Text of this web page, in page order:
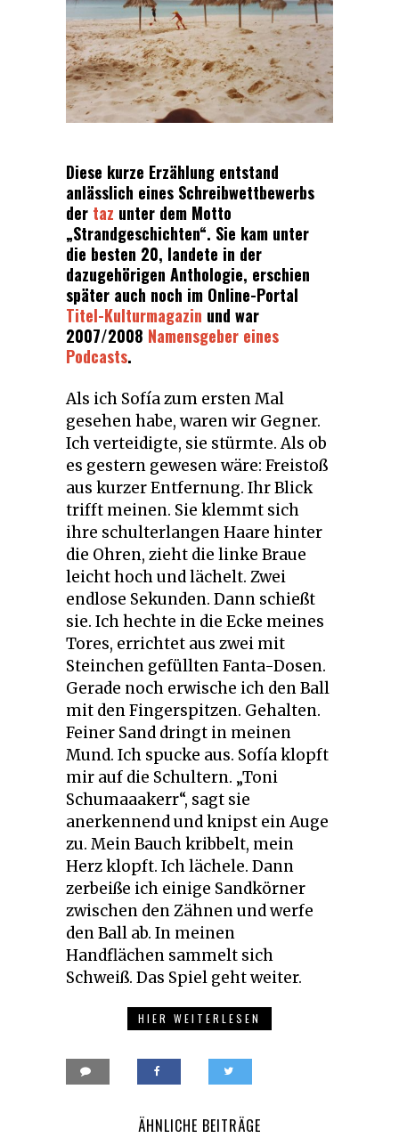
Diese kurze Erzählung entstand
anlässlich eines Schreibwettbewerbs
der taz unter dem Motto
„Strandgeschichten“. Sie kam unter
die besten 20, landete in der
dazugehörigen Anthologie, erschien
später auch noch im Online-Portal
Titel-Kulturmagazin und war
2007/2008 Namensgeber eines
Podcasts.
Als ich Sofía zum ersten Mal
gesehen habe, waren wir Gegner.
Ich verteidigte, sie stürmte. Als ob
es gestern gewesen wäre: Freistoß
aus kurzer Entfernung. Ihr Blick
trifft meinen. Sie klemmt sich
ihre schulterlangen Haare hinter
die Ohren, zieht die linke Braue
leicht hoch und lächelt. Zwei
endlose Sekunden. Dann schießt
sie. Ich hechte in die Ecke meines
Tores, errichtet aus zwei mit
Steinchen gefüllten Fanta-Dosen.
Gerade noch erwische ich den Ball
mit den Fingerspitzen. Gehalten.
Feiner Sand dringt in meinen
Mund. Ich spucke aus. Sofía klopft
mir auf die Schultern. „Toni
Schumaaakerr“, sagt sie
anerkennend und knipst ein Auge
zu. Mein Bauch kribbelt, mein
Herz klopft. Ich lächele. Dann
zerbeiße ich einige Sandkörner
zwischen den Zähnen und werfe
den Ball ab. In meinen
Handflächen sammelt sich
Schweiß. Das Spiel geht weiter.
HIER WEITERLESEN
ÄHNLICHE BEITRÄGE